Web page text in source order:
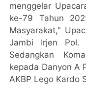
menggelar
ke-79 Tahun
Masyarakat,"
Jambi Irjen Pol.
Sedangkan
kepada Danyon A
AKBP Lego Kardo